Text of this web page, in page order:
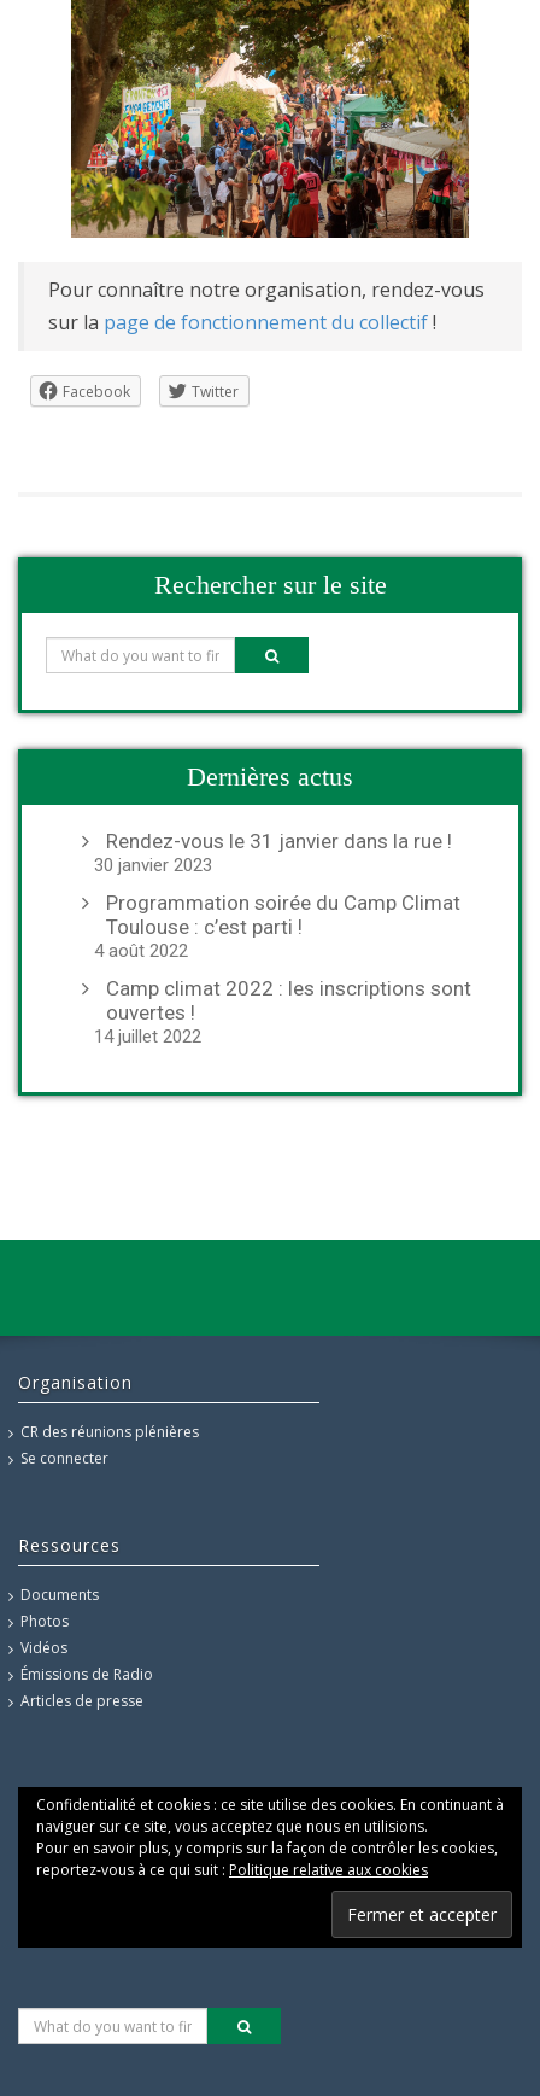
Pour connaître notre organisation, rendez-vous
sur la page de fonctionnement du collectif!
Facebook Twitter
Rechercher sur le site
Dernières actus
Rendez-vous le 31 janvier dans la rue !
30 janvier 2023
Programmation soirée du Camp Climat
Toulouse : c’est parti !
4 août 2022
Camp climat 2022 : les inscriptions sont
ouvertes !
14 juillet 2022
Organisation
CR des réunions plénières
Se connecter
Ressources
Documents
Photos
Vidéos
Émissions de Radio
Articles de presse
Confidentialité et cookies : ce site utilise des cookies. En continuant à
naviguer sur ce site, vous acceptez que nous en utilisions.
Pour en savoir plus, y compris sur la façon de contrôler les cookies,
reportez-vous à ce qui suit : Politique relative aux cookies